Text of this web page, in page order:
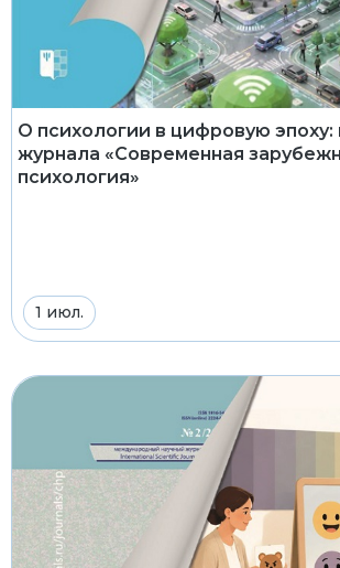
О психологии в цифровую
журнала «Современная
психология»
1 июл.